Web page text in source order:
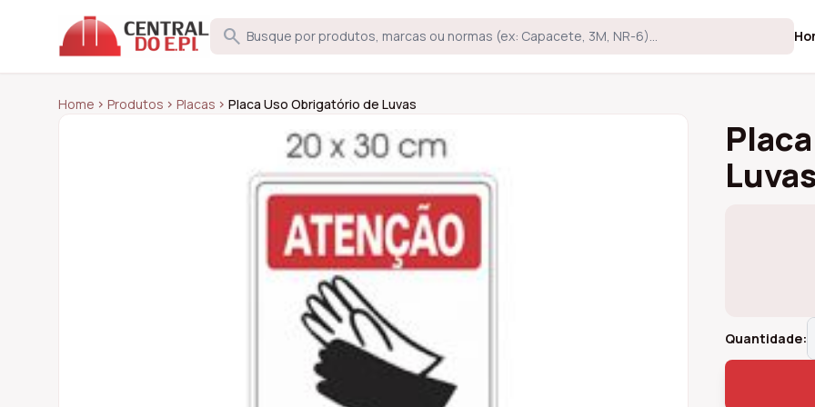
search
Home chevron_right Produtos chevron_right Placas chevron_right Placa Uso Obrigatório de Luvas
Quantidade: